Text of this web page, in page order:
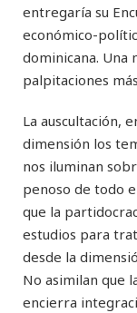
entregaría su
económico-
dominicana. Una
palpitaciones
La auscultación,
dimensión los
nos iluminan
penoso de todo
que la
estudios para
desde la
No asimilan que
encierra